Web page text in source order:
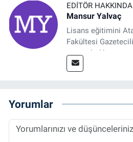
EDITÖR HAKKINDA
Mansur Yalvaç
Lisans eğitimini
Fakültesi
tamamladıktan
Sosyal Bilimler
Spor, Sağlık ve
sürdürmektedir.
Yorumlar